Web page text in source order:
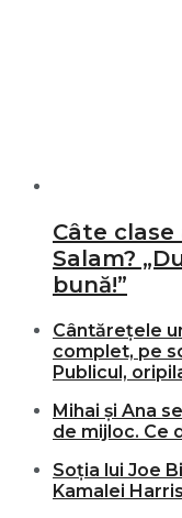
Câte
Salam?
bună!”
Cântărețele
complet, pe
Publicul,
Mihai și Ana
de mijloc. Ce
Soția lui Joe
Kamalei